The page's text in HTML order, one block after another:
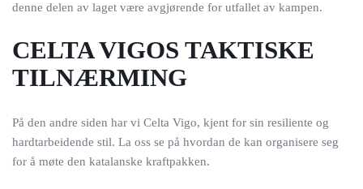
denne delen av laget være avgjørende for utfallet av kampen.
CELTA VIGOS TAKTISKE
TILNÆRMING
På den andre siden har vi Celta Vigo, kjent for sin resiliente og
hardtarbeidende stil. La oss se på hvordan de kan organisere seg
for å møte den katalanske kraftpakken.